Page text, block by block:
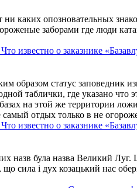
каких опозновательных
заборами где люди
известно о заказнике
образом статус заповедник
таблички, где указано
на этой же территории
отдых только в не
известно о заказнике
назв була назва Великий
сила і дух козацький нас